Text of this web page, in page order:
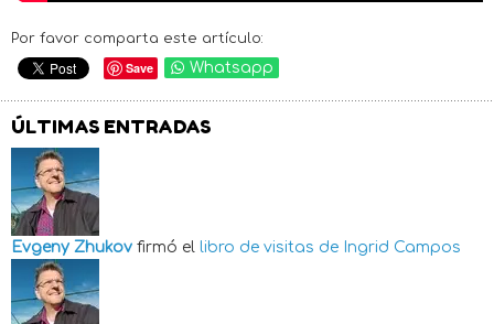
Por favor comparta este artículo:
Save Whatsapp
ÚLTIMAS ENTRADAS
Evgeny Zhukov firmó el libro de visitas de Ingrid Campos